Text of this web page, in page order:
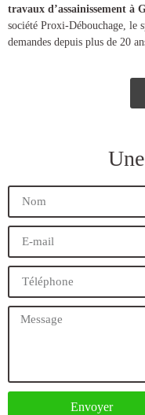
travaux d’assainissement à
société Proxi-Débouchage, le
demandes depuis plus de 20
Envoyer